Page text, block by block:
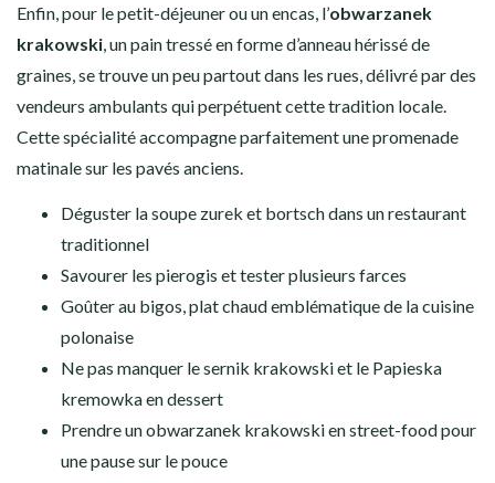
Enfin, pour le petit-déjeuner ou un encas, l’obwarzanek
krakowski , un pain tressé en forme d’anneau hérissé de
graines, se trouve un peu partout dans les rues, délivré par des
vendeurs ambulants qui perpétuent cette tradition locale.
Cette spécialité accompagne parfaitement une promenade
matinale sur les pavés anciens.
Déguster la soupe zurek et bortsch dans un restaurant
traditionnel
Savourer les pierogis et tester plusieurs farces
Goûter au bigos, plat chaud emblématique de la cuisine
polonaise
Ne pas manquer le sernik krakowski et le Papieska
kremowka en dessert
Prendre un obwarzanek krakowski en street-food pour
une pause sur le pouce